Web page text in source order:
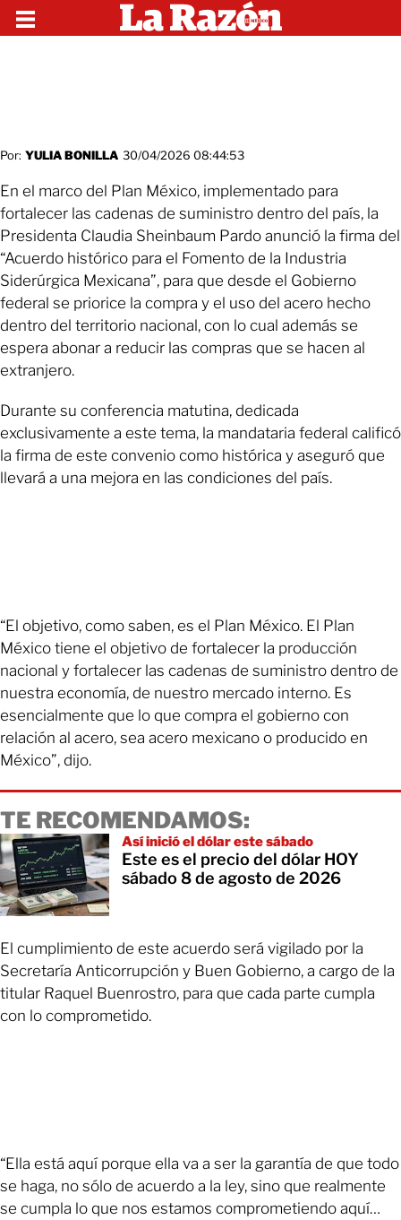
Por: YULIA BONILLA 30/04/2026 08:44:53
En el marco del Plan México, implementado para
fortalecer las cadenas de suministro dentro del país, la
Presidenta Claudia Sheinbaum Pardo anunció la firma del
“Acuerdo histórico para el Fomento de la Industria
Siderúrgica Mexicana”, para que desde el Gobierno
federal se priorice la compra y el uso del acero hecho
dentro del territorio nacional, con lo cual además se
espera abonar a reducir las compras que se hacen al
extranjero.
Durante su conferencia matutina, dedicada
exclusivamente a este tema, la mandataria federal calificó
la firma de este convenio como histórica y aseguró que
llevará a una mejora en las condiciones del país.
“El objetivo, como saben, es el Plan México. El Plan
México tiene el objetivo de fortalecer la producción
nacional y fortalecer las cadenas de suministro dentro de
nuestra economía, de nuestro mercado interno. Es
esencialmente que lo que compra el gobierno con
relación al acero, sea acero mexicano o producido en
México”, dijo.
TE RECOMENDAMOS:
Así inició el dólar este sábado
Este es el precio del dólar HOY
sábado 8 de agosto de 2026
El cumplimiento de este acuerdo será vigilado por la
Secretaría Anticorrupción y Buen Gobierno, a cargo de la
titular Raquel Buenrostro, para que cada parte cumpla
con lo comprometido.
“Ella está aquí porque ella va a ser la garantía de que todo
se haga, no sólo de acuerdo a la ley, sino que realmente
se cumpla lo que nos estamos comprometiendo aquí…